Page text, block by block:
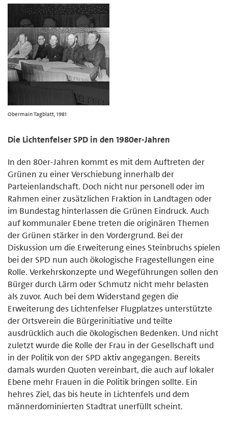
Obermain Tagblatt, 1981
Die Lichtenfelser SPD in den 1980er-Jahren
In den 80er-Jahren kommt es mit dem Auftreten der
Grünen zu einer Verschiebung innerhalb der
Parteienlandschaft. Doch nicht nur personell oder im
Rahmen einer zusätzlichen Fraktion in Landtagen oder
im Bundestag hinterlassen die Grünen Eindruck. Auch
auf kommunaler Ebene treten die originären Themen
der Grünen stärker in den Vordergrund. Bei der
Diskussion um die Erweiterung eines Steinbruchs spielen
bei der SPD nun auch ökologische Fragestellungen eine
Rolle. Verkehrskonzepte und Wegeführungen sollen den
Bürger durch Lärm oder Schmutz nicht mehr belasten
als zuvor. Auch bei dem Widerstand gegen die
Erweiterung des Lichtenfelser Flugplatzes unterstützte
der Ortsverein die Bürgerinitiative und teilte
ausdrücklich auch die ökologischen Bedenken. Und nicht
zuletzt wurde die Rolle der Frau in der Gesellschaft und
in der Politik von der SPD aktiv angegangen. Bereits
damals wurden Quoten vereinbart, die auch auf lokaler
Ebene mehr Frauen in die Politik bringen sollte. Ein
hehres Ziel, das bis heute in Lichtenfels und dem
männerdominierten Stadtrat unerfüllt scheint.